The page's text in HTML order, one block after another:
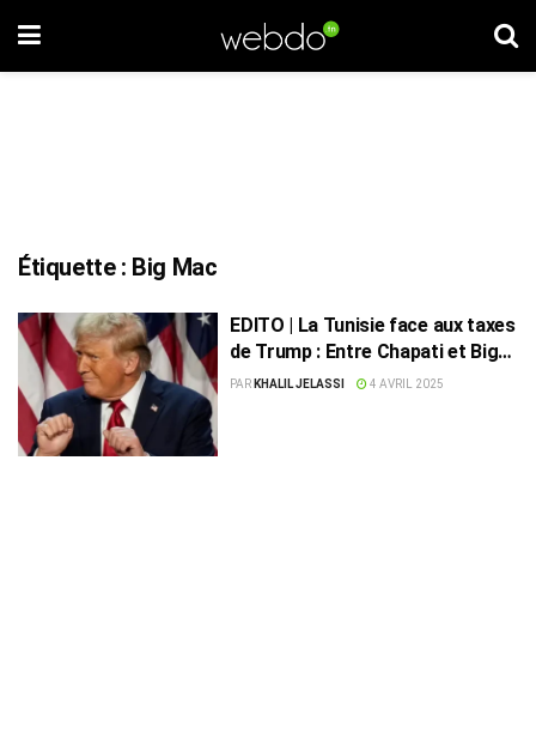
Étiquette : Big Mac
EDITO | La Tunisie face aux taxes
de Trump : Entre Chapati et Big
Mac, qui l’emportera ?
PAR KHALIL JELASSI 4 AVRIL 2025